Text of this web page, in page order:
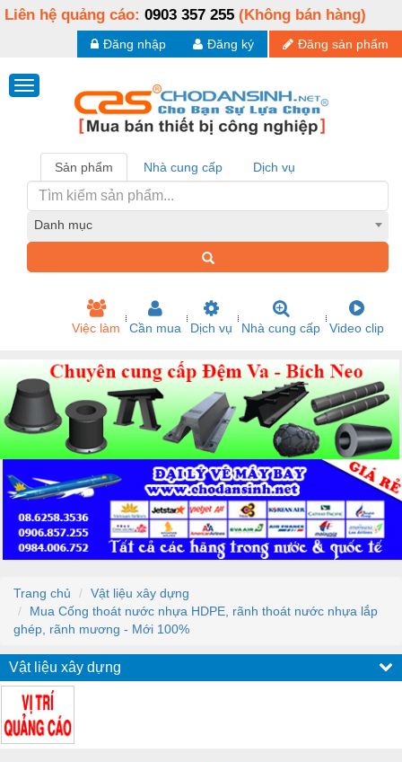
Liên hệ quảng cáo: 0903 357 255 (Không bán hàng)
Đăng sản phẩm
Đăng ký
Đăng nhập
Sản phẩm Nhà cung cấp Dịch vụ
Danh mục
Việc làm Cần mua Dịch vụ Nhà cung cấp Video clip
Trang chủ
Vật liệu xây dựng
Mua Cống thoát nước nhựa HDPE, rãnh thoát nước nhựa lắp
ghép, rãnh mương - Mới 100%
Vật liệu xây dựng